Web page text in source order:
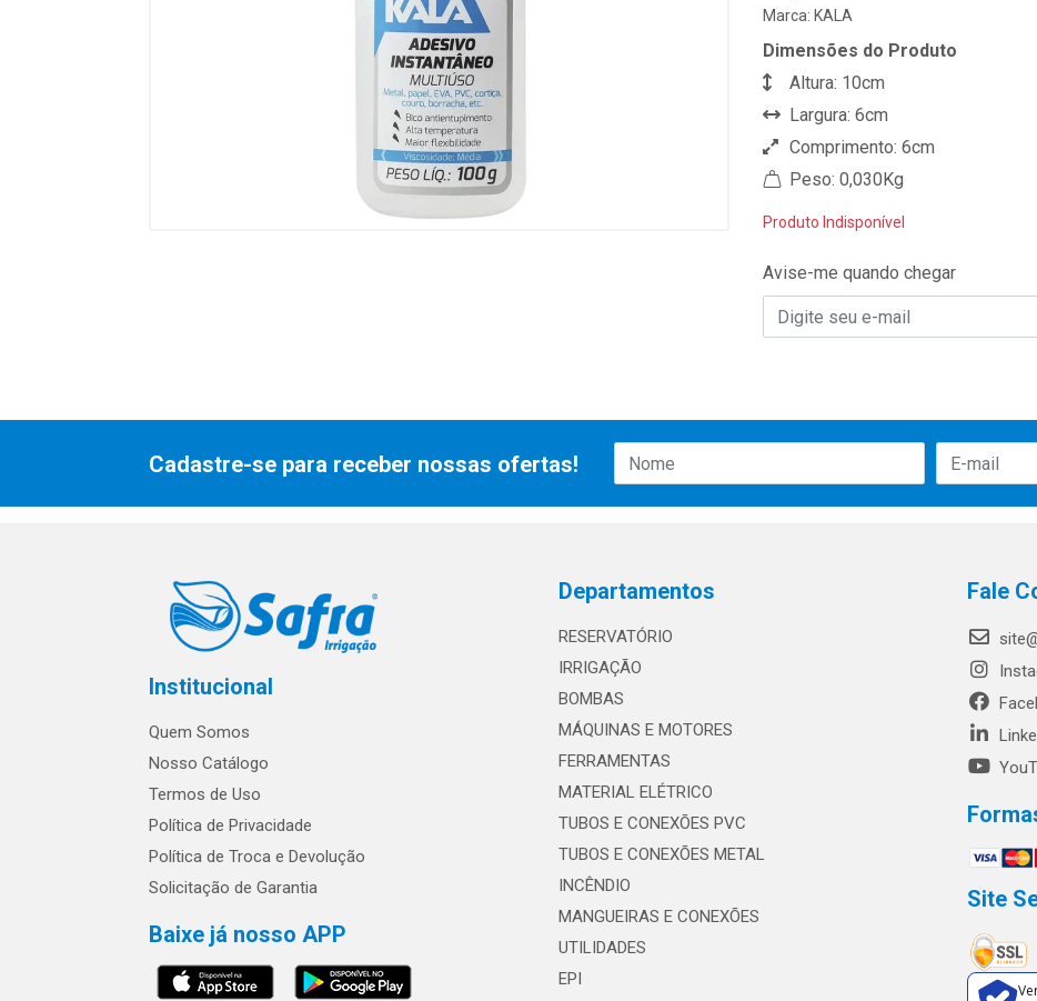
Marca: KALA
Dimensões do Produto
Altura: 10cm
Largura: 6cm
Comprimento: 6cm
Peso: 0,030Kg
Produto Indisponível
Avise-me quando chegar
Cadastre-se para receber nossas ofertas!
Institucional
Quem Somos
Nosso Catálogo
Termos de Uso
Política de Privacidade
Política de Troca e Devolução
Solicitação de Garantia
Baixe já nosso APP
Departamentos
RESERVATÓRIO
IRRIGAÇÃO
BOMBAS
MÁQUINAS E MOTORES
FERRAMENTAS
MATERIAL ELÉTRICO
TUBOS E CONEXÕES PVC
TUBOS E CONEXÕES METAL
INCÊNDIO
MANGUEIRAS E CONEXÕES
UTILIDADES
EPI
Fale
Site